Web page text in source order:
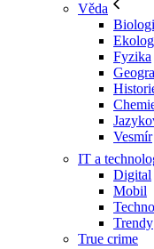
Věda
Fyzika
Vesmír
IT a
Digital
Mobil
Trendy
True crime